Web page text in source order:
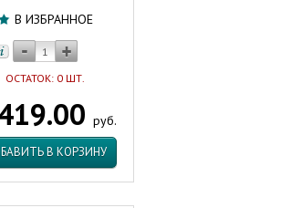
В ИЗБРАННОЕ
ОСТАТОК: 0 ШТ.
руб.
В КОРЗИНУ